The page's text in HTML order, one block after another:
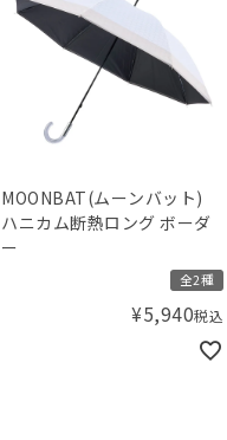
MOONBAT(ムーンバット)
ハニカム断熱ロング ボーダ
ー
全2種
¥5,940税込